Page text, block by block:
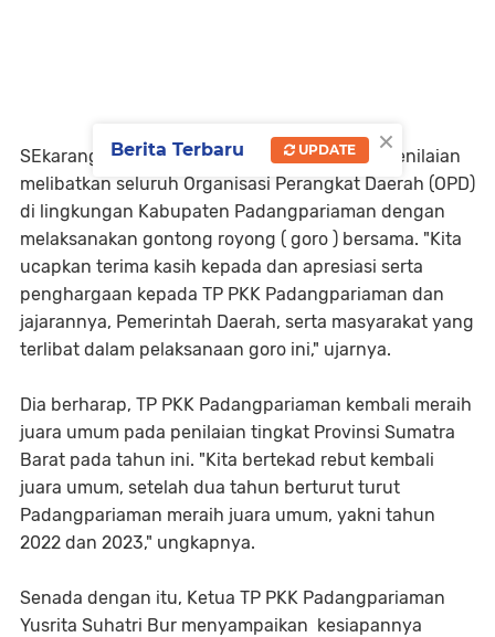
SEkarang katanya, lagi dilakukan persiapan penilaian
melibatkan seluruh Organisasi Perangkat Daerah (OPD)
di lingkungan Kabupaten Padangpariaman dengan
melaksanakan gontong royong ( goro ) bersama. "Kita
ucapkan terima kasih kepada dan apresiasi serta
penghargaan kepada TP PKK Padangpariaman dan
jajarannya, Pemerintah Daerah, serta masyarakat yang
terlibat dalam pelaksanaan goro ini," ujarnya.
Dia berharap, TP PKK Padangpariaman kembali meraih
juara umum pada penilaian tingkat Provinsi Sumatra
Barat pada tahun ini. "Kita bertekad rebut kembali
juara umum, setelah dua tahun berturut turut
Padangpariaman meraih juara umum, yakni tahun
2022 dan 2023," ungkapnya.
Senada dengan itu, Ketua TP PKK Padangpariaman
Yusrita Suhatri Bur menyampaikan kesiapannya
×
Berita Terbaru UPDATE